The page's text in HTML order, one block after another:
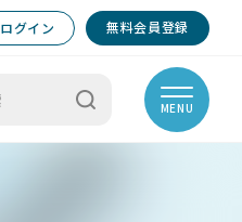
ログイン 無料会員登録
MENU